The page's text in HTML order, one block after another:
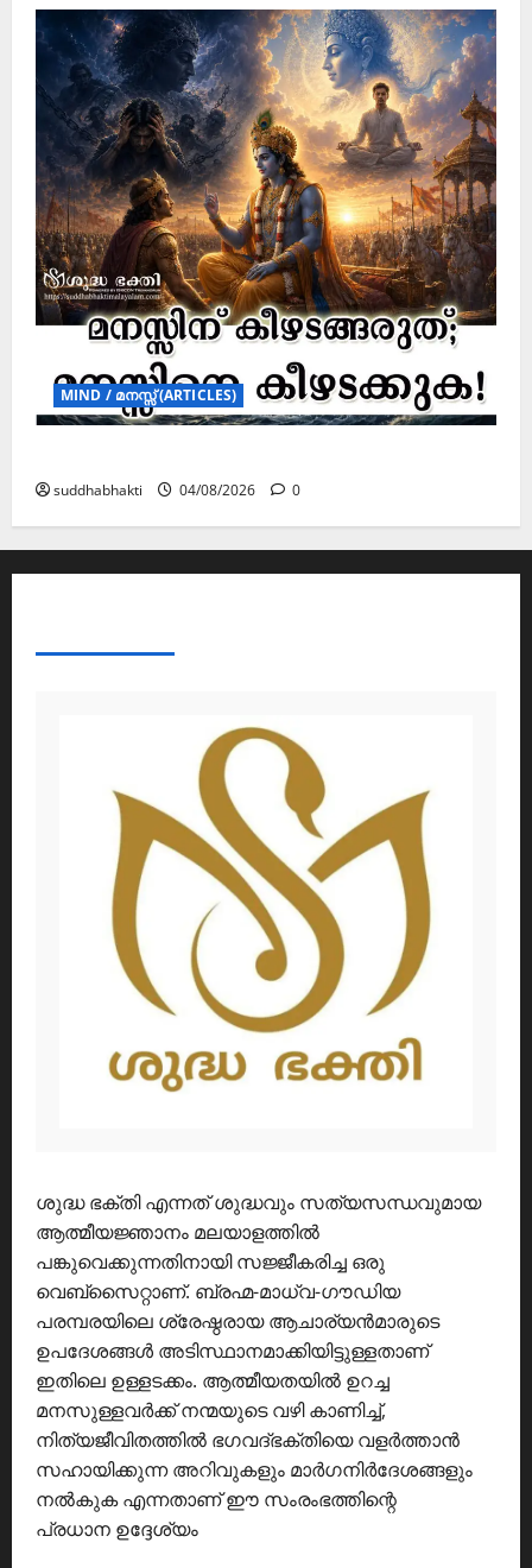
MIND / മനസ്സ് (ARTICLES)
suddhabhakti 04/08/2026 0
ശുദ്ധ ഭക്തി എന്നത് ശുദ്ധവും സത്യസന്ധവുമായ
ആത്മീയജ്ഞാനം മലയാളത്തിൽ
പങ്കുവെക്കുന്നതിനായി സജ്ജീകരിച്ച ഒരു
വെബ്സൈറ്റാണ്. ബ്രഹ്മ-മാധ്വ-ഗൗഡിയ
പരമ്പരയിലെ ശ്രേഷ്ഠരായ ആചാര്യൻമാരുടെ
ഉപദേശങ്ങൾ അടിസ്ഥാനമാക്കിയിട്ടുള്ളതാണ്
ഇതിലെ ഉള്ളടക്കം. ആത്മീയതയിൽ ഉറച്ച
മനസുള്ളവർക്ക് നന്മയുടെ വഴി കാണിച്ച്,
നിത്യജീവിതത്തിൽ ഭഗവദ്ഭക്തിയെ വളർത്താൻ
സഹായിക്കുന്ന അറിവുകളും മാർഗനിർദേശങ്ങളും
നൽകുക എന്നതാണ് ഈ സംരംഭത്തിന്റെ
പ്രധാന ഉദ്ദേശ്യം